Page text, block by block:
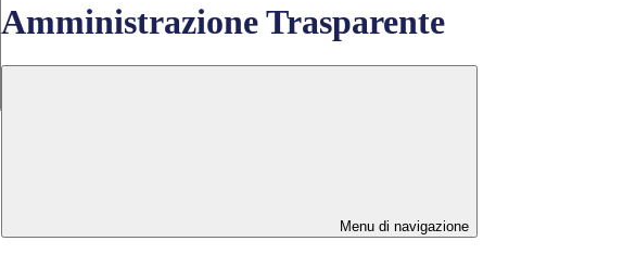
Amministrazione Trasparente
Menu di navigazione